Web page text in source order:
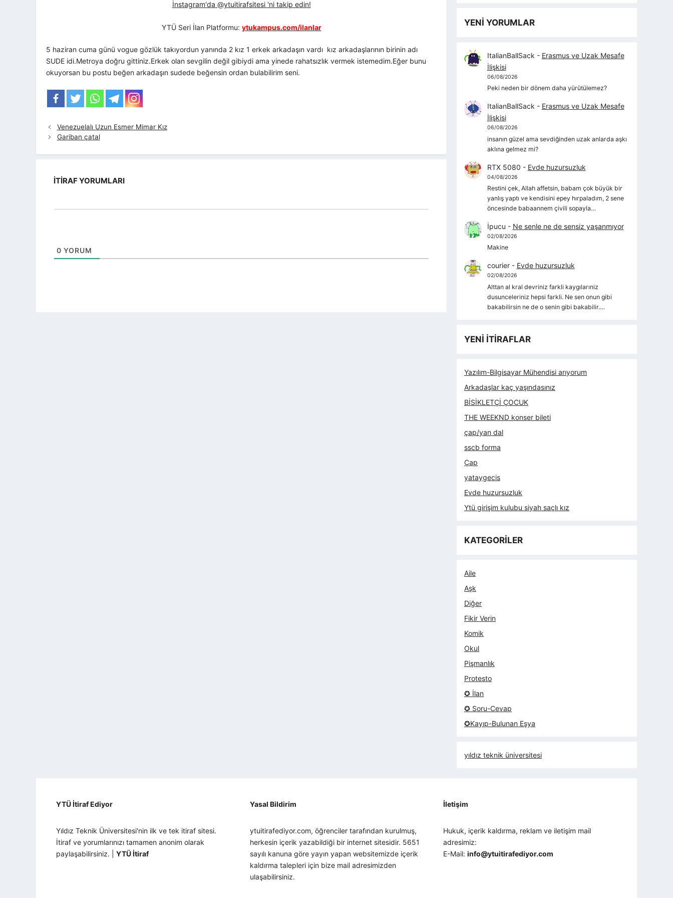
İnstagram'da @ytuitirafsitesi 'ni takip edin!
YTÜ Seri İlan Platformu: ytukampus.com/ilanlar
5 haziran cuma günü vogue gözlük takıyordun yanında 2 kız 1 erkek arkadaşın vardı kız arkadaşlarının birinin adı
SUDE idi.Metroya doğru gittiniz.Erkek olan sevgilin değil gibiydi ama yinede rahatsızlık vermek istemedim.Eğer bunu
okuyorsan bu postu beğen arkadaşın sudede beğensin ordan bulabilirim seni.
Venezuelalı Uzun Esmer Mimar Kız
Gariban çatal
İTIRAF YORUMLARI
0 YORUM
YENİ YORUMLAR
ItalianBallSack - Erasmus ve Uzak Mesafe
İlişkisi
06/08/2026
Peki neden bir dönem daha yürütülemez?
ItalianBallSack - Erasmus ve Uzak Mesafe
İlişkisi
06/08/2026
insanın güzel ama sevdiğinden uzak anlarda aşkı
aklına gelmez mi?
RTX 5080 - Evde huzursuzluk
04/08/2026
Restini çek, Allah affetsin, babam çok büyük bir
yanlış yaptı ve kendisini epey hırpaladım, 2 sene
öncesinde babaannem çivili sopayla…
İpucu - Ne senle ne de sensiz yaşanmıyor
02/08/2026
Makine
courier- Evde huzursuzluk
02/08/2026
Alttan al kral devriniz farkli kaygılarıniz
dusunceleriniz hepsi farkli. Ne sen onun gibi
bakabilirsin ne de o senin gibi bakabilir.…
YENİ İTİRAFLAR
Yazılım-Bilgisayar Mühendisi arıyorum
Arkadaşlar kaç yaşındasınız
BİSİKLETÇİ ÇOCUK
THE WEEKND konser bileti
çap/yan dal
sscb forma
Çap
yataygecis
Evde huzursuzluk
Ytü girişim kulubu siyah saçlı kız
KATEGORİLER
Aile
Aşk
Diğer
Fikir Verin
Komik
Okul
Pişmanlık
Protesto
✪ İlan
✪ Soru-Cevap
✪Kayıp-Bulunan Eşya
yıldız teknik üniversitesi
YTÜ İtiraf Ediyor
Yıldız Teknik Üniversitesi'nin ilk ve tek itiraf sitesi.
İtiraf ve yorumlarınızı tamamen anonim olarak
paylaşabilirsiniz. | YTÜ İtiraf
Yasal Bildirim
ytuitirafediyor.com, öğrenciler tarafından kurulmuş,
herkesin içerik yazabildiği bir internet sitesidir. 5651
sayılı kanuna göre yayın yapan websitemizde içerik
kaldırma talepleri için bize mail adresimizden
ulaşabilirsiniz.
İletişim
Hukuk, içerik kaldırma, reklam ve iletişim mail
adresimiz:
E-Mail:info@ytuitirafediyor.com